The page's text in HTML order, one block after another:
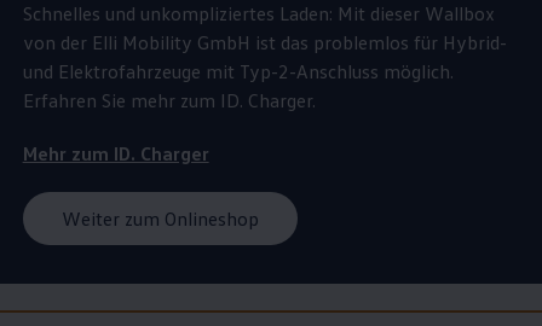
Schnelles und unkompliziertes Laden: Mit dieser Wallbox
von der Elli Mobility GmbH ist das problemlos für Hybrid-
und Elektrofahrzeuge mit Typ-2-Anschluss möglich.
Erfahren Sie mehr zum ID. Charger.
Mehr zum ID. Charger
Weiter zum Onlineshop